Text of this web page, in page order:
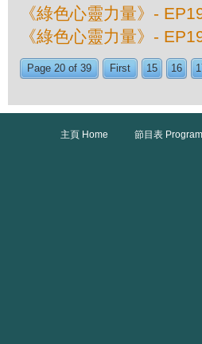
《綠色心靈力量》-
《綠色心靈力量》-
Page 20 of 39 First 15 16
主頁 Home 節目表